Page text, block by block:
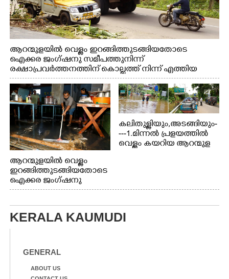
ആറന്മുളയിൽ വെള്ളം ഇറങ്ങിത്തുടങ്ങിയതോടെ
ഐക്കര ജംഗ്ഷനു സമീപത്തുനിന്ന്
രക്ഷാപ്രവർത്തനത്തിന് കൊല്ലത്ത് നിന്ന് എത്തിയ
ബോട്ടുകൾ തിരികെക്കൊണ്ടുപോകുന്നു.
ആറന്മുളയിൽ വെള്ളം
ഇറങ്ങിത്തുടങ്ങിയതോടെ
ഐക്കര ജംഗ്ഷനു
സമീപം ആറന്മുള
ആറന്മുള തട്ടുകട കഴുകി
വൃത്തിയാക്കുന്നു.
കലിതുള്ളിയും,അടങ്ങിയും-
---1.മിന്നൽ പ്രളയത്തിൽ
വെള്ളം കയറിയ ആറന്മുള
ഇറങ്ങിപ്പോൾ
കാഴ്ച.രക്ഷാപ്രവർത്തന
ത്തിന് ഓച്ചിറ അഴിക്കലിൽ
KERALA KAUMUDI
GENERAL
ABOUT US